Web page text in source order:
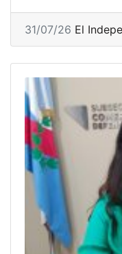
31/07/26 El